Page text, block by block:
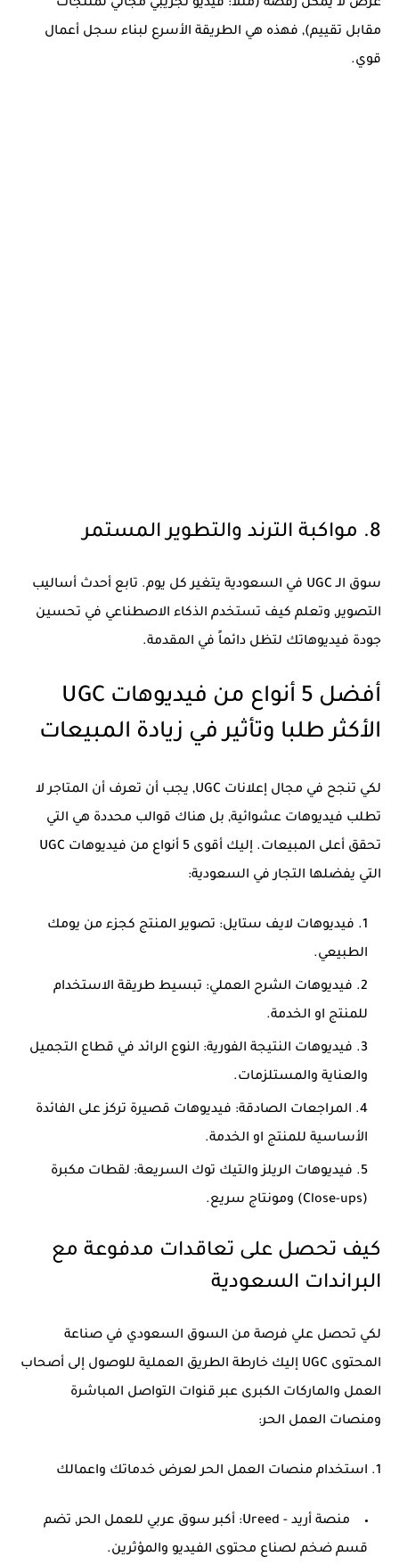
عرض لا يمكن رفضه (مثلا: فيديو تجريبي مجاني لمنتجات
مقابل تقييم), فهذه هي الطريقة الأسرع لبناء سجل أعمال
قوي.
8. مواكبة الترند والتطوير المستمر
سوق الـ UGC في السعودية يتغير كل يوم. تابع أحدث أساليب
التصوير, وتعلم كيف تستخدم الذكاء الاصطناعي في تحسين
جودة فيديوهاتك لتظل دائماً في المقدمة.
أفضل 5 أنواع من فيديوهات UGC
الأكثر طلبا وتأثير في زيادة المبيعات
لكي تنجح في مجال إعلانات UGC, يجب أن تعرف أن المتاجر لا
تطلب فيديوهات عشوائية, بل هناك قوالب محددة هي التي
تحقق أعلى المبيعات. إليك أقوى 5 أنواع من فيديوهات UGC
التي يفضلها التجار في السعودية:
فيديوهات لايف ستايل: تصوير المنتج كجزء من يومك
الطبيعي.
فيديوهات الشرح العملي: تبسيط طريقة الاستخدام
للمنتج او الخدمة.
فيديوهات النتيجة الفورية: النوع الرائد في قطاع التجميل
والعناية والمستلزمات.
المراجعات الصادقة: فيديوهات قصيرة تركز على الفائدة
الأساسية للمنتج او الخدمة.
فيديوهات الريلز والتيك توك السريعة: لقطات مكبرة
(Close-ups) ومونتاج سريع.
كيف تحصل على تعاقدات مدفوعة مع
البراندات السعودية
لكي تحصل علي فرصة من السوق السعودي في صناعة
المحتوى UGC إليك خارطة الطريق العملية للوصول إلى أصحاب
العمل والماركات الكبرى عبر قنوات التواصل المباشرة
ومنصات العمل الحر:
1. استخدام منصات العمل الحر لعرض خدماتك واعمالك
منصة أريد - Ureed: أكبر سوق عربي للعمل الحر, تضم
قسم ضخم لصناع محتوى الفيديو والمؤثرين.